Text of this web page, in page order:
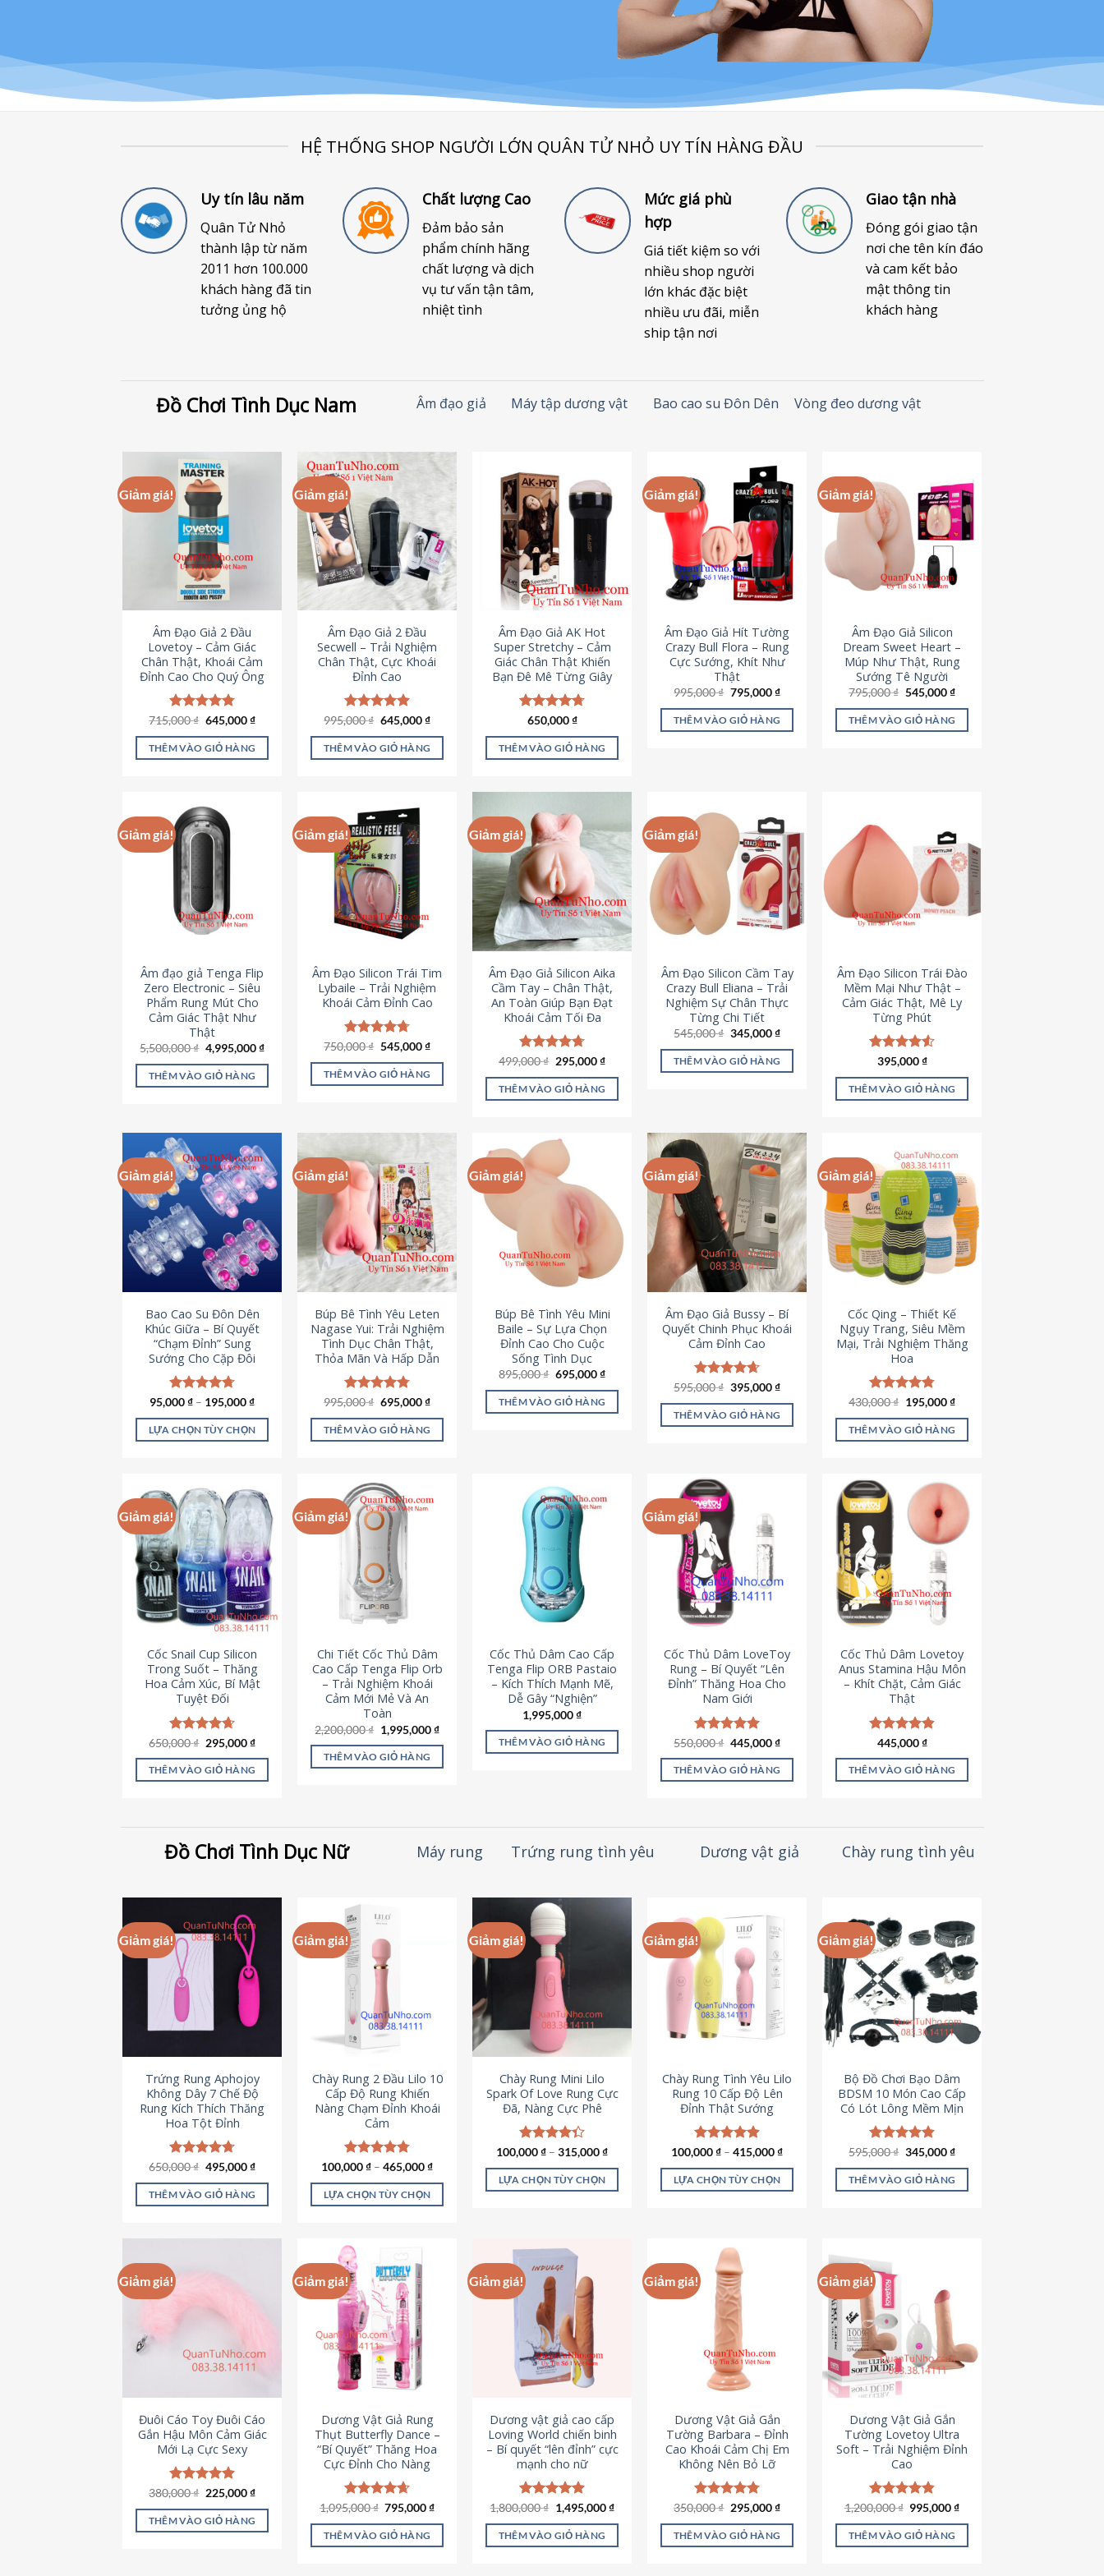
HỆ THỐNG SHOP NGƯỜI LỚN QUÂN TỬ NHỎ UY TÍN HÀNG ĐẦU
Uy tín lâu năm
Quân Tử Nhỏ
thành lập từ năm
2011 hơn 100.000
khách hàng đã tin
tưởng ủng hộ
Chất lượng Cao
Đảm bảo sản
phẩm chính hãng
chất lượng và dịch
vụ tư vấn tận tâm,
nhiệt tình
Mức giá phù
hợp
Giá tiết kiệm so với
nhiều shop người
lớn khác đặc biệt
nhiều ưu đãi, miễn
ship tận nơi
Giao tận nhà
Đóng gói giao tận
nơi che tên kín đáo
và cam kết bảo
mật thông tin
khách hàng
Đồ Chơi Tình Dục Nam Âm đạo giả Máy tập dương vật Bao cao su Đôn Dên Vòng đeo dương vật
Giảm giá!
Âm Đạo Giả 2 Đầu
Lovetoy – Cảm Giác
Chân Thật, Khoái Cảm
Đỉnh Cao Cho Quý Ông
Được xếp
hạng4.79
5 sao
715,000₫ Giá
là:
715,000 ₫.
645,000₫Giá
tại
là:
THÊM VÀO GIỎ HÀNG
Giảm giá!
Âm Đạo Giả 2 Đầu
Secwell – Trải Nghiệm
Chân Thật, Cực Khoái
Đỉnh Cao
Được xếp
hạng4.88
5 sao
995,000₫ Giá
là:
995,000 ₫.
645,000₫Giá
tại
là:
THÊM VÀO GIỎ HÀNG
Âm Đạo Giả AK Hot
Super Stretchy – Cảm
Giác Chân Thật Khiến
Bạn Đê Mê Từng Giây
Được xếp
hạng4.75
5 sao
650,000₫
THÊM VÀO GIỎ HÀNG
Giảm giá!
Âm Đạo Giả Hít Tường
Crazy Bull Flora – Rung
Cực Sướng, Khít Như
Thật
995,000₫ Giá
là:
995,000 ₫.
795,000₫Giá
tại
là:
THÊM VÀO GIỎ HÀNG
Giảm giá!
Âm Đạo Giả Silicon
Dream Sweet Heart –
Múp Như Thật, Rung
Sướng Tê Người
795,000₫ Giá
là:
795,000 ₫.
545,000₫Giá
tại
là:
THÊM VÀO GIỎ HÀNG
Giảm giá!
Âm đạo giả Tenga Flip
Zero Electronic – Siêu
Phẩm Rung Mút Cho
Cảm Giác Thật Như
Thật
5,500,000₫ Giá
gốc
là:
5,500,000 ₫.
4,995,000₫Giá
tại
THÊM VÀO GIỎ HÀNG
Giảm giá!
Âm Đạo Silicon Trái Tim
Lybaile – Trải Nghiệm
Khoái Cảm Đỉnh Cao
Được xếp
5 sao
750,000₫ Giá
là:
750,000 ₫.
545,000₫Giá
tại
là:
THÊM VÀO GIỎ HÀNG
Giảm giá!
Âm Đạo Giả Silicon Aika
Cầm Tay – Chân Thật,
An Toàn Giúp Bạn Đạt
Khoái Cảm Tối Đa
Được xếp
5 sao
499,000₫ Giá
là:
499,000 ₫.
295,000₫Giá
tại
là:
THÊM VÀO GIỎ HÀNG
Giảm giá!
Âm Đạo Silicon Cầm Tay
Crazy Bull Eliana – Trải
Nghiệm Sự Chân Thực
Từng Chi Tiết
545,000₫ Giá
là:
545,000 ₫.
345,000₫Giá
tại
là:
THÊM VÀO GIỎ HÀNG
Âm Đạo Silicon Trái Đào
Mềm Mại Như Thật –
Cảm Giác Thật, Mê Ly
Từng Phút
Được xếp
5 sao
395,000₫
THÊM VÀO GIỎ HÀNG
Giảm giá!
Bao Cao Su Đôn Dên
Khúc Giữa – Bí Quyết
“Chạm Đỉnh” Sung
Sướng Cho Cặp Đôi
Được xếp
5 sao
95,000₫ – 195,000₫
LỰA CHỌN TÙY CHỌN
này
có
nhiều
biến
thể.
Các
tùy
chọn
thể
được
chọn
trên
trang
phẩm
Giảm giá!
Búp Bê Tình Yêu Leten
Nagase Yui: Trải Nghiệm
Tình Dục Chân Thật,
Thỏa Mãn Và Hấp Dẫn
Được xếp
5 sao
995,000₫ Giá
là:
995,000 ₫.
695,000₫Giá
tại
là:
THÊM VÀO GIỎ HÀNG
Giảm giá!
Búp Bê Tình Yêu Mini
Baile – Sự Lựa Chọn
Đỉnh Cao Cho Cuộc
Sống Tình Dục
895,000₫ Giá
là:
895,000 ₫.
695,000₫Giá
tại
là:
THÊM VÀO GIỎ HÀNG
Giảm giá!
Âm Đạo Giả Bussy – Bí
Quyết Chinh Phục Khoái
Cảm Đỉnh Cao
Được xếp
5 sao
595,000₫ Giá
là:
595,000 ₫.
395,000₫Giá
tại
là:
THÊM VÀO GIỎ HÀNG
Giảm giá!
Cốc Qing – Thiết Kế
Ngụy Trang, Siêu Mềm
Mại, Trải Nghiệm Thăng
Hoa
Được xếp
5 sao
430,000₫ Giá
là:
430,000 ₫.
195,000₫Giá
tại
là:
THÊM VÀO GIỎ HÀNG
Giảm giá!
Cốc Snail Cup Silicon
Trong Suốt – Thăng
Hoa Cảm Xúc, Bí Mật
Tuyệt Đối
Được xếp
hạng4.69
5 sao
650,000₫ Giá
là:
650,000 ₫.
295,000₫Giá
tại
là:
THÊM VÀO GIỎ HÀNG
Giảm giá!
Chi Tiết Cốc Thủ Dâm
Cao Cấp Tenga Flip Orb
– Trải Nghiệm Khoái
Cảm Mới Mẻ Và An
Toàn
2,200,000₫ Giá
gốc
là:
2,200,000 ₫.
1,995,000₫Giá
THÊM VÀO GIỎ HÀNG
Cốc Thủ Dâm Cao Cấp
Tenga Flip ORB Pastaio
– Kích Thích Mạnh Mẽ,
Dễ Gây “Nghiện”
1,995,000₫
THÊM VÀO GIỎ HÀNG
Giảm giá!
Cốc Thủ Dâm LoveToy
Rung – Bí Quyết “Lên
Đỉnh” Thăng Hoa Cho
Nam Giới
Được xếp
hạng5.00
5 sao
550,000₫ Giá
là:
550,000 ₫.
445,000₫Giá
tại
là:
THÊM VÀO GIỎ HÀNG
Cốc Thủ Dâm Lovetoy
Anus Stamina Hậu Môn
– Khít Chặt, Cảm Giác
Thật
Được xếp
hạng4.84
5 sao
445,000₫
THÊM VÀO GIỎ HÀNG
Đồ Chơi Tình Dục Nữ Máy rung Trứng rung tình yêu Dương vật giả Chày rung tình yêu
Giảm giá!
Trứng Rung Aphojoy
Không Dây 7 Chế Độ
Rung Kích Thích Thăng
Hoa Tột Đỉnh
Được xếp
5 sao
650,000₫ Giá
là:
650,000 ₫.
495,000₫Giá
tại
là:
THÊM VÀO GIỎ HÀNG
Giảm giá!
Chày Rung 2 Đầu Lilo 10
Cấp Độ Rung Khiến
Nàng Chạm Đỉnh Khoái
Cảm
Được xếp
5 sao
100,000₫ – 465,000₫
LỰA CHỌN TÙY CHỌN
có
nhiều
biến
thể.
Các
tùy
chọn
thể
được
chọn
trên
trang
phẩm
Giảm giá!
Chày Rung Mini Lilo
Spark Of Love Rung Cực
Đã, Nàng Cực Phê
Được xếp
5 sao
100,000₫ – 315,000₫
LỰA CHỌN TÙY CHỌN
nhiều
thể.
Các
tùy
chọn
được
chọn
trên
trang
sản
phẩm
Giảm giá!
Chày Rung Tình Yêu Lilo
Rung 10 Cấp Độ Lên
Đỉnh Thật Sướng
Được xếp
5 sao
100,000₫ – 415,000₫
LỰA CHỌN TÙY CHỌN
có
nhiều
biến
thể.
Các
tùy
chọn
có
được
chọn
trên
trang
sản
phẩm
Giảm giá!
Bộ Đồ Chơi Bạo Dâm
BDSM 10 Món Cao Cấp
Có Lót Lông Mềm Mịn
Được xếp
5 sao
595,000₫ Giá
là:
595,000 ₫.
345,000₫Giá
tại
là:
THÊM VÀO GIỎ HÀNG
Giảm giá!
Đuôi Cáo Toy Đuôi Cáo
Gắn Hậu Môn Cảm Giác
Mới Lạ Cực Sexy
Được xếp
5 sao
380,000₫ Giá
là:
380,000 ₫.
225,000₫Giá
tại
là:
THÊM VÀO GIỎ HÀNG
Giảm giá!
Dương Vật Giả Rung
Thụt Butterfly Dance –
“Bí Quyết” Thăng Hoa
Cực Đỉnh Cho Nàng
Được xếp
5 sao
1,095,000₫ Giá
là:
1,095,000 ₫.
795,000₫Giá
tại
THÊM VÀO GIỎ HÀNG
Giảm giá!
Dương vật giả cao cấp
Loving World chiến binh
– Bí quyết “lên đỉnh” cực
mạnh cho nữ
Được xếp
5 sao
1,800,000₫ Giá
gốc
là:
1,800,000 ₫.
1,495,000₫Giá
tại
THÊM VÀO GIỎ HÀNG
Giảm giá!
Dương Vật Giả Gắn
Tường Barbara – Đỉnh
Cao Khoái Cảm Chị Em
Không Nên Bỏ Lỡ
Được xếp
5 sao
350,000₫ Giá
là:
350,000 ₫.
295,000₫Giá
tại
là:
THÊM VÀO GIỎ HÀNG
Giảm giá!
Dương Vật Giả Gắn
Tường Lovetoy Ultra
Soft – Trải Nghiệm Đỉnh
Cao
Được xếp
5 sao
1,200,000₫ Giá
là:
1,200,000 ₫.
995,000₫Giá
tại
THÊM VÀO GIỎ HÀNG